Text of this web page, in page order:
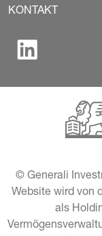
KONTAKT
© Generali
Website wird von
als